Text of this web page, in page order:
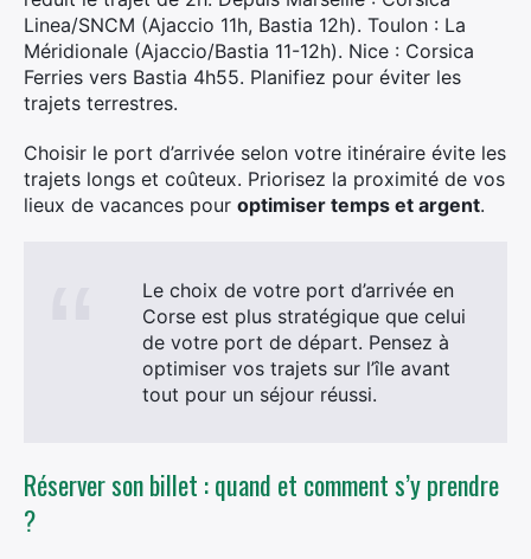
Linea/SNCM (Ajaccio 11h, Bastia 12h). Toulon : La
Méridionale (Ajaccio/Bastia 11-12h). Nice : Corsica
Ferries vers Bastia 4h55. Planifiez pour éviter les
trajets terrestres.
Choisir le port d’arrivée selon votre itinéraire évite les
trajets longs et coûteux. Priorisez la proximité de vos
lieux de vacances pour optimiser temps et argent.
Le choix de votre port d’arrivée en
Corse est plus stratégique que celui
de votre port de départ. Pensez à
optimiser vos trajets sur l’île avant
tout pour un séjour réussi.
Réserver son billet : quand et comment s’y prendre
?